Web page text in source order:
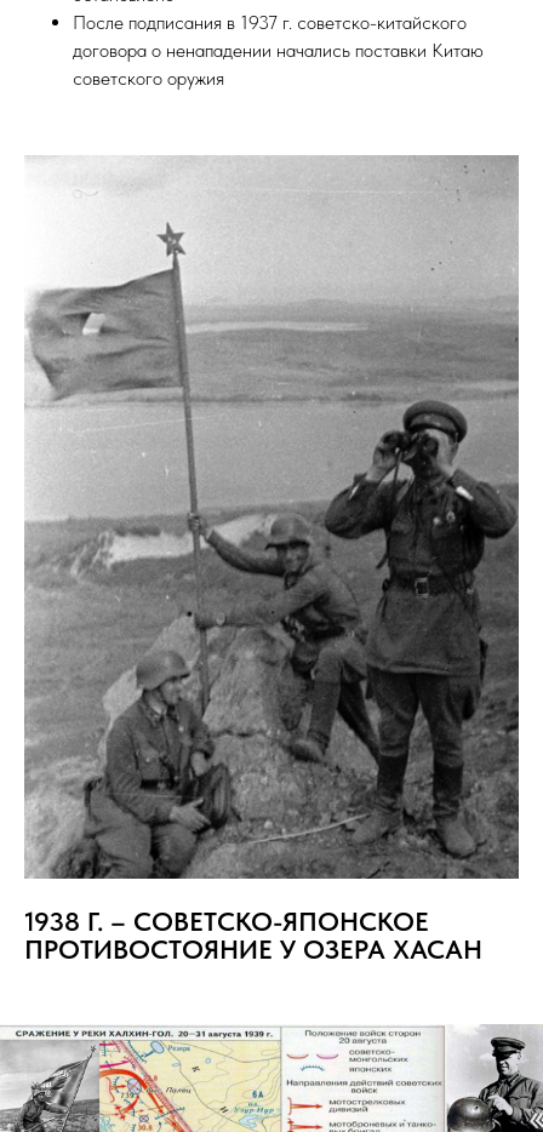
После подписания в 1937 г. советско-китайского
договора о ненападении начались поставки Китаю
советского оружия
1938 Г. – СОВЕТСКО-ЯПОНСКОЕ
ПРОТИВОСТОЯНИЕ У ОЗЕРА ХАСАН